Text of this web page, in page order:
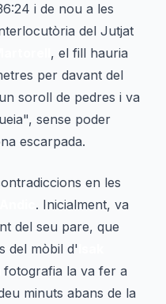
i de nou a les
del Jutjat
, el fill hauria
per davant del
soroll de pedres i va
sense poder
escarpada.
en les
. Inicialment, va
del seu pare, que
del mòbil d'
fotografia la va fer a
minuts abans de la